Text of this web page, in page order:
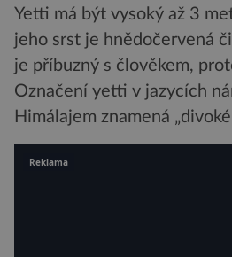
Yetti má být vysoký až 3
jeho srst je hnědočervená
je příbuzný s člověkem,
Označení yetti v jazycích
Himálajem znamená
Reklama